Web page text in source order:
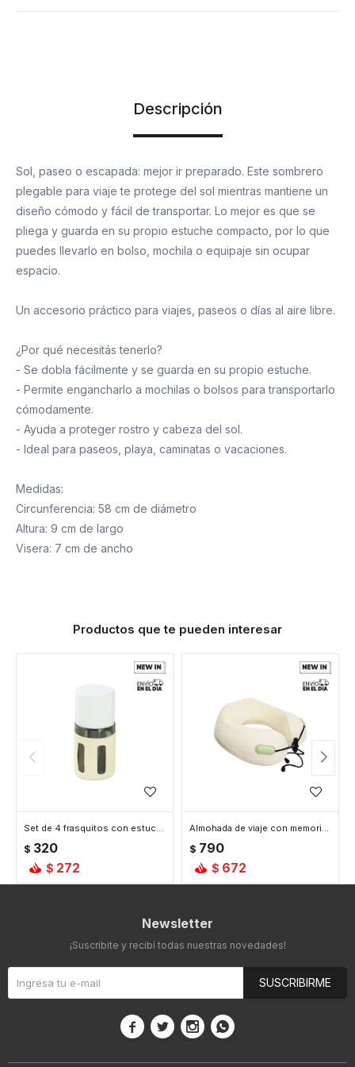
Descripción
Sol, paseo o escapada: mejor ir preparado. Este sombrero
plegable para viaje te protege del sol mientras mantiene un
diseño cómodo y fácil de transportar. Lo mejor es que se
pliega y guarda en su propio estuche compacto, por lo que
puedes llevarlo en bolso, mochila o equipaje sin ocupar
espacio.
Un accesorio práctico para viajes, paseos o días al aire libre.
¿Por qué necesitás tenerlo?
- Se dobla fácilmente y se guarda en su propio estuche.
- Permite engancharlo a mochilas o bolsos para transportarlo
cómodamente.
- Ayuda a proteger rostro y cabeza del sol.
- Ideal para paseos, playa, caminatas o vacaciones.
Medidas:
Circunferencia: 58 cm de diámetro
Altura: 9 cm de largo
Visera: 7 cm de ancho
Productos que te pueden interesar
Set de 4 frasquitos con estuche rígido para viaje - Beige
$ 320
$ 272
Almohada de viaje con memoria y ajustable - Beige
$ 790
$ 672
Newsletter
¡Suscribite y recibí todas nuestras novedades!
SUSCRIBIRME
   